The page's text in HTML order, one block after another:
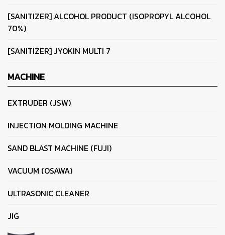
[SANITIZER] ALCOHOL PRODUCT (ISOPROPYL ALCOHOL
70%)
[SANITIZER] JYOKIN MULTI 7
MACHINE
EXTRUDER (JSW)
INJECTION MOLDING MACHINE
SAND BLAST MACHINE (FUJI)
VACUUM (OSAWA)
ULTRASONIC CLEANER
JIG